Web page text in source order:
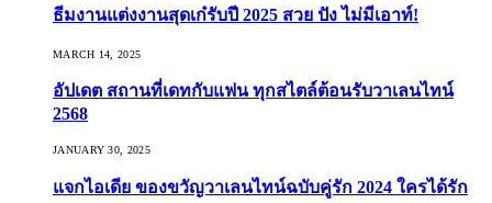
ธีมงานแต่งงานสุดเก๋รับปี 2025 สวย ปัง ไม่มีเอาท์!
MARCH 14, 2025
อัปเดต สถานที่เดทกับแฟน ทุกสไตล์ต้อนรับวาเลนไทน์
2568
JANUARY 30, 2025
แจกไอเดีย ของขวัญวาเลนไทน์ฉบับคู่รัก 2024 ใครได้รัก